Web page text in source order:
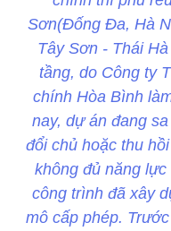
Sơn(Đống Đa, Hà
Tây Sơn - Thái
tầng, do Công ty
chính Hòa Bình
nay, dự án đang
đổi chủ hoặc thu
không đủ năng
công trình đã xây
mô cấp phép.